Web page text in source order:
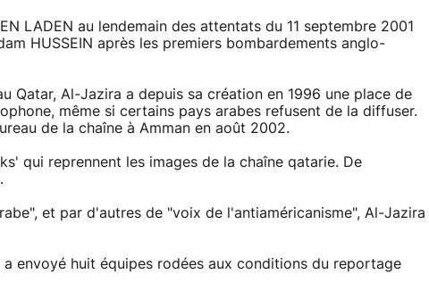
LADEN au lendemain des attentats du 11 septembre 2001
HUSSEIN après les premiers bombardements anglo-
Qatar, Al-Jazira a depuis sa création en 1996 une place de
même si certains pays arabes refusent de la diffuser.
de la chaîne à Amman en août 2002.
qui reprennent les images de la chaîne qatarie. De
et par d'autres de "voix de l'antiaméricanisme", Al-Jazira
envoyé huit équipes rodées aux conditions du reportage